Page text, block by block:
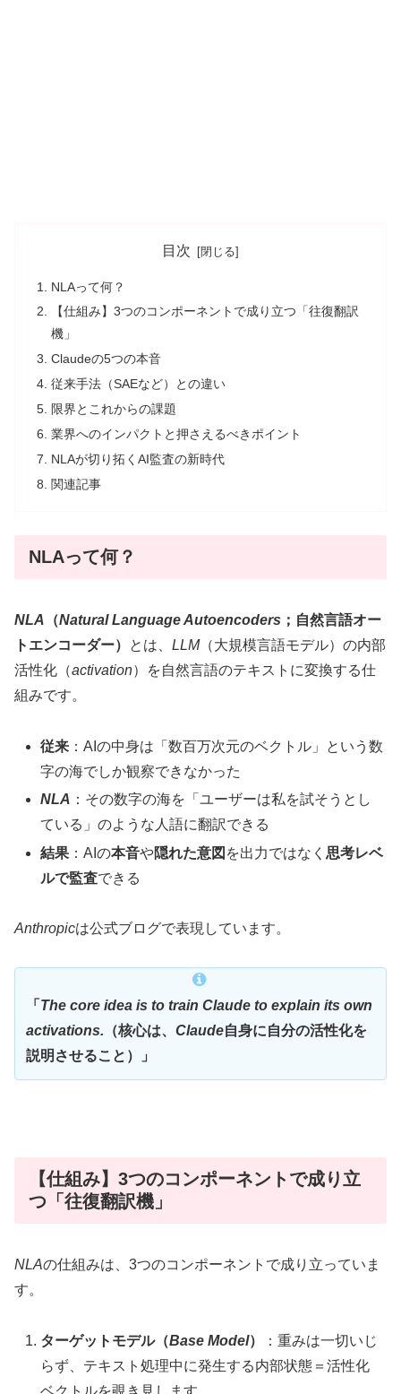
目次
NLAって何？
【仕組み】3つのコンポーネントで成り立つ「往復翻訳
機」
Claudeの5つの本音
従来手法（SAEなど）との違い
限界とこれからの課題
業界へのインパクトと押さえるべきポイント
NLAが切り拓くAI監査の新時代
関連記事
NLAって何？
NLA （Natural Language Autoencoders ；自然言語オー
トエンコーダー）
とは、 LLM（大規模言語モデル）の内部
活性化（activation）を自然言語のテキストに変換する仕
組みです。
従来 ：AIの中身は「数百万次元のベクトル」という数
字の海でしか観察できなかった
NLA ：その数字の海を「ユーザーは私を試そうとし
ている」のような人語に翻訳できる
結果 ：AIの本音や隠れた意図 を出力ではなく思考レベ
ルで監査できる
Anthropicは公式ブログで表現しています。
「 The core idea is to train Claude to explain its own
activations. （核心は、 Claude自身に自分の活性化を
説明させること）」
【仕組み】3つのコンポーネントで成り立
つ「往復翻訳機」
NLAの仕組みは、3つのコンポーネントで成り立っていま
す。
ターゲットモデル（Base Model）
：重みは一切いじ
らず、テキスト処理中に発生する内部状態＝活性化
ベクトルを覗き見します。